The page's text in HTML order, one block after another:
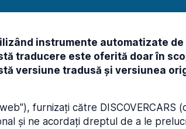
instrumente automatizate
traducere este oferită doar în
versiune tradusă și versiunea
furnizați către DISCOVERCARS
și ne acordați dreptul de a le